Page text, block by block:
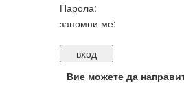
Парола:
запомни ме:
Вие можете да